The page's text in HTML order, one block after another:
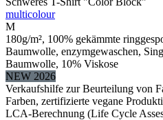
multicolour
M
180g/m², 100% gekämmte
Baumwolle, enzymgewaschen,
Baumwolle, 10% Viskose
NEW 2026
Verkaufshilfe zur Beurteilung von
Farben, zertifizierte vegane
LCA-Berechnung (Life Cycle